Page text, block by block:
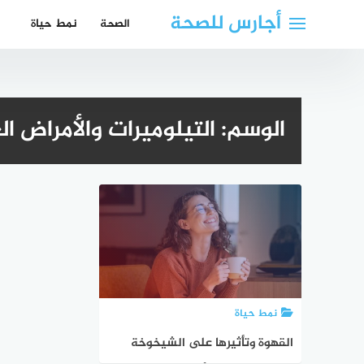
أجارس للصحة الصحة نمط حياة
الوسم:التيلوميرات والأمراض
نمط حياة
القهوة وتأثيرها على الشيخوخة